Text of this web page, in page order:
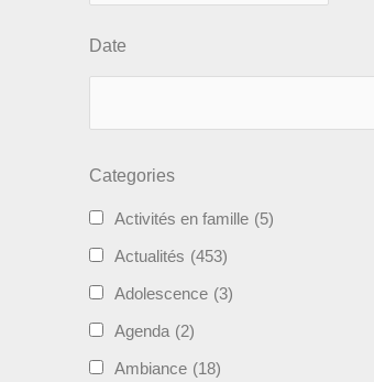
Date
Categories
Activités en famille (5)
Actualités (453)
Adolescence (3)
Agenda (2)
Ambiance (18)